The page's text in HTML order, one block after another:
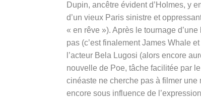
Dupin, ancêtre évident d’Holmes, y
d’un vieux Paris sinistre et
« en rêve »). Après le tournage
pas (c’est finalement James Whale
l’acteur Bela Lugosi (alors encore
nouvelle de Poe, tâche facilitée par
cinéaste ne cherche pas à filmer
encore sous influence de